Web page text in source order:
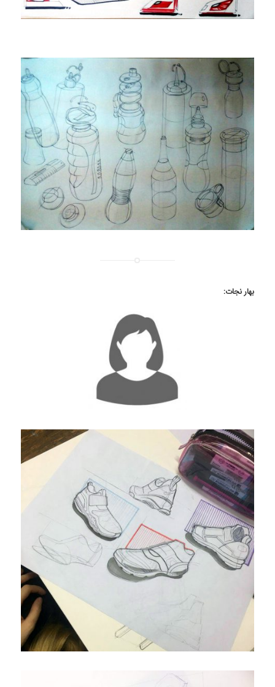
بهار نجات: